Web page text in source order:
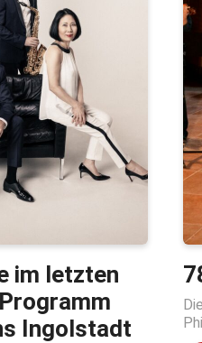
im letzten
Ingolstadt